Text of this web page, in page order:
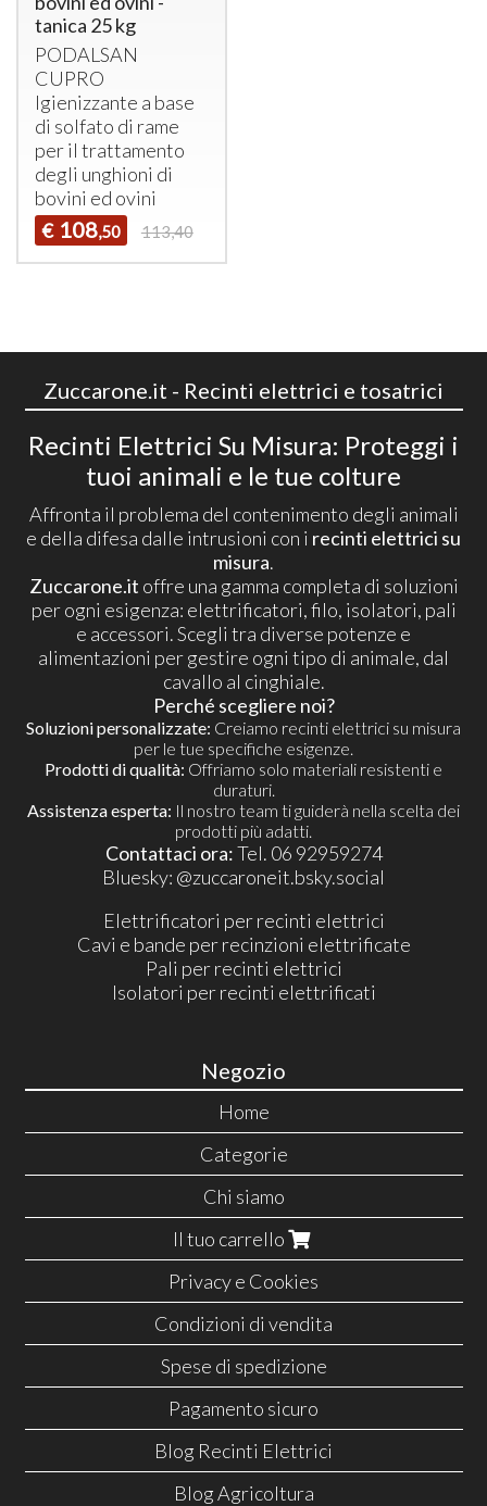
tanica 25 kg
PODALSAN
CUPRO
Igienizzante a base
di solfato di rame
per il trattamento
degli unghioni di
bovini ed ovini
€ 108,50 113,40
Zuccarone.it - Recinti elettrici e tosatrici
Recinti Elettrici Su Misura: Proteggi i
tuoi animali e le tue colture
Affronta il problema del contenimento degli animali
e della difesa dalle intrusioni con i recinti elettrici su
misura.
Zuccarone.it offre una gamma completa di soluzioni
per ogni esigenza: elettrificatori, filo, isolatori, pali
e accessori. Scegli tra diverse potenze e
alimentazioni per gestire ogni tipo di animale, dal
cavallo al cinghiale.
Perché scegliere noi?
Soluzioni personalizzate: Creiamo recinti elettrici su misura
per le tue specifiche esigenze.
Prodotti di qualità: Offriamo solo materiali resistenti e
duraturi.
Assistenza esperta: Il nostro team ti guiderà nella scelta dei
prodotti più adatti.
Contattaci ora:Tel. 06 92959274
​Bluesky: @zuccaroneit.bsky.social
Elettrificatori per recinti elettrici
Cavi e bande per recinzioni elettrificate
Pali per recinti elettrici
Isolatori per recinti elettrificati
Negozio
Home
Categorie
Chi siamo
Il tuo carrello
Privacy e Cookies
Condizioni di vendita
Spese di spedizione
Pagamento sicuro
Blog Recinti Elettrici
Blog Agricoltura